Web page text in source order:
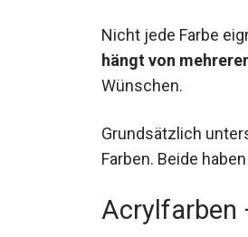
Nicht jede Farbe
hängt von
Wünschen.
Grundsätzlich
Farben. Beide
Acrylfarben